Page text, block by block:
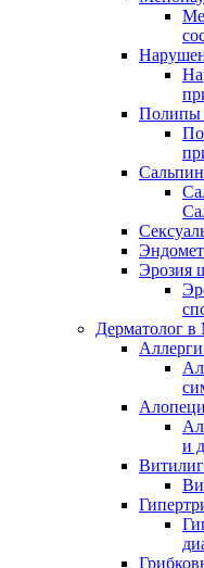
Полипы
Эрозия
Дерматолог
и